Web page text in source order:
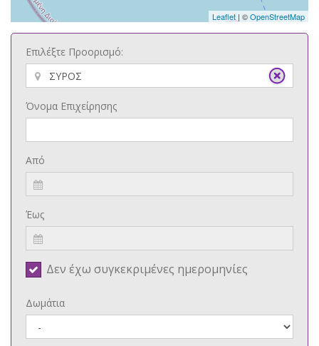
Leaflet | ©OpenStreetMap
Επιλέξτε Προορισμό:
Όνομα Επιχείρησης
Από
Έως
Δεν έχω συγκεκριμένες ημερομηνίες
Δωμάτια